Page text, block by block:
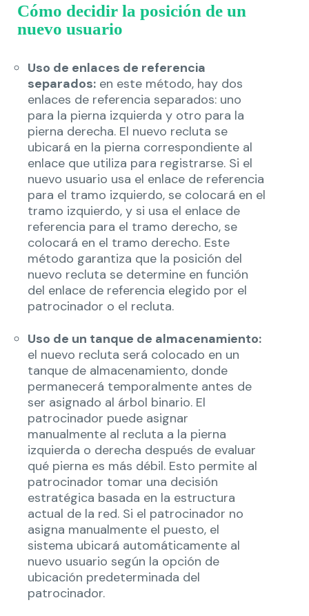
Cómo decidir la posición de un
nuevo usuario
Uso de enlaces de referencia
separados: en este método, hay dos
enlaces de referencia separados: uno
para la pierna izquierda y otro para la
pierna derecha. El nuevo recluta se
ubicará en la pierna correspondiente al
enlace que utiliza para registrarse. Si el
nuevo usuario usa el enlace de referencia
para el tramo izquierdo, se colocará en el
tramo izquierdo, y si usa el enlace de
referencia para el tramo derecho, se
colocará en el tramo derecho. Este
método garantiza que la posición del
nuevo recluta se determine en función
del enlace de referencia elegido por el
patrocinador o el recluta.
Uso de un tanque de almacenamiento:
el nuevo recluta será colocado en un
tanque de almacenamiento, donde
permanecerá temporalmente antes de
ser asignado al árbol binario. El
patrocinador puede asignar
manualmente al recluta a la pierna
izquierda o derecha después de evaluar
qué pierna es más débil. Esto permite al
patrocinador tomar una decisión
estratégica basada en la estructura
actual de la red. Si el patrocinador no
asigna manualmente el puesto, el
sistema ubicará automáticamente al
nuevo usuario según la opción de
ubicación predeterminada del
patrocinador.